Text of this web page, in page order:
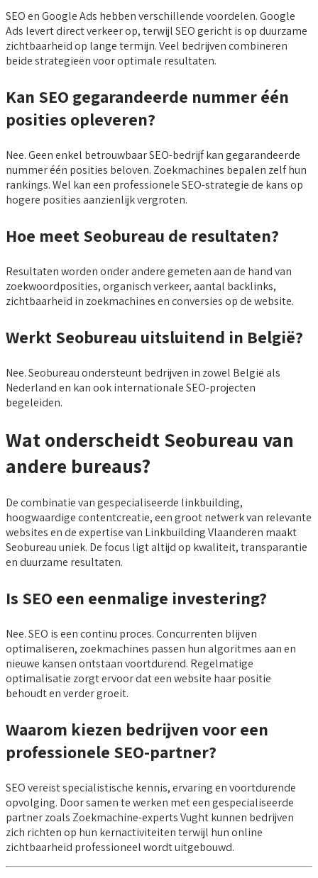
SEO en Google Ads hebben verschillende voordelen. Google
Ads levert direct verkeer op, terwijl SEO gericht is op duurzame
zichtbaarheid op lange termijn. Veel bedrijven combineren
beide strategieën voor optimale resultaten.
Kan SEO gegarandeerde nummer één
posities opleveren?
Nee. Geen enkel betrouwbaar SEO-bedrijf kan gegarandeerde
nummer één posities beloven. Zoekmachines bepalen zelf hun
rankings. Wel kan een professionele SEO-strategie de kans op
hogere posities aanzienlijk vergroten.
Hoe meet Seobureau de resultaten?
Resultaten worden onder andere gemeten aan de hand van
zoekwoordposities, organisch verkeer, aantal backlinks,
zichtbaarheid in zoekmachines en conversies op de website.
Werkt Seobureau uitsluitend in België?
Nee. Seobureau ondersteunt bedrijven in zowel België als
Nederland en kan ook internationale SEO-projecten
begeleiden.
Wat onderscheidt Seobureau van
andere bureaus?
De combinatie van gespecialiseerde linkbuilding,
hoogwaardige contentcreatie, een groot netwerk van relevante
websites en de expertise van Linkbuilding Vlaanderen maakt
Seobureau uniek. De focus ligt altijd op kwaliteit, transparantie
en duurzame resultaten.
Is SEO een eenmalige investering?
Nee. SEO is een continu proces. Concurrenten blijven
optimaliseren, zoekmachines passen hun algoritmes aan en
nieuwe kansen ontstaan voortdurend. Regelmatige
optimalisatie zorgt ervoor dat een website haar positie
behoudt en verder groeit.
Waarom kiezen bedrijven voor een
professionele SEO-partner?
SEO vereist specialistische kennis, ervaring en voortdurende
opvolging. Door samen te werken met een gespecialiseerde
partner zoals Zoekmachine-experts Vught kunnen bedrijven
zich richten op hun kernactiviteiten terwijl hun online
zichtbaarheid professioneel wordt uitgebouwd.